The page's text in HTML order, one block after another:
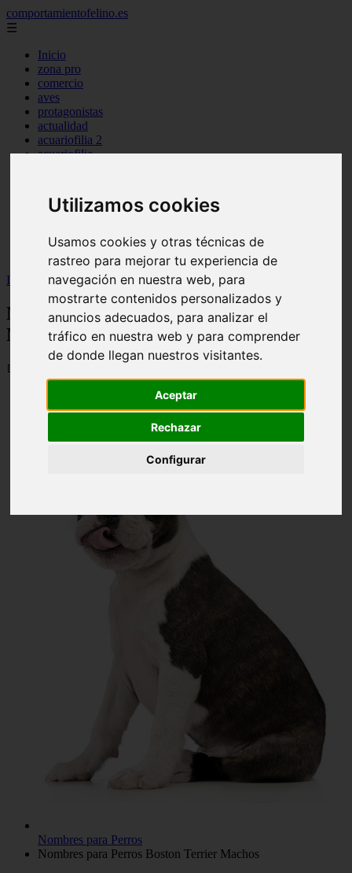
Utilizamos cookies
Usamos cookies y otras técnicas de
rastreo para mejorar tu experiencia de
navegación en nuestra web, para
mostrarte contenidos personalizados y
anuncios adecuados, para analizar el
tráfico en nuestra web y para comprender
de donde llegan nuestros visitantes.
Aceptar
Rechazar
Configurar
comportamientofelino.es
☰
Inicio
zona pro
comercio
aves
protagonistas
actualidad
acuariofilia 2
acuariofilia
nombres para gatos
novedades
uncategorized
Inicio
gatos2 >Nombres para Perros Boston Terrier Machos
Nombres para Perros Boston Terrier
Machos
📅 12/06/2025
Nombres para Perros
Nombres para Perros Boston Terrier Machos